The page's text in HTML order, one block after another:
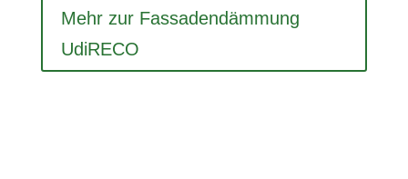
Mehr zur Fas­sa­den­däm­mung
UdiRECO